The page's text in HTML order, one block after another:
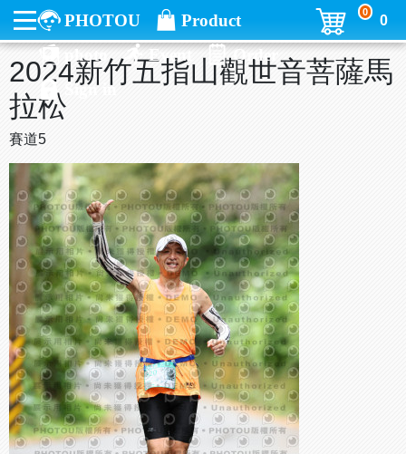
PHOTOU
Product
photo
Event
Order
Sign in
0
0
2024新竹五指山觀世音菩薩馬
拉松
賽道5